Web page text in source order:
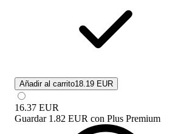
Añadir al carrito18.19 EUR
16.37 EUR
Guardar 1.82 EUR con Plus Premium